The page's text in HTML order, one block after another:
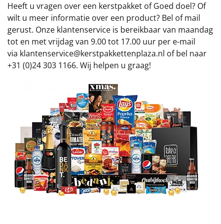
Heeft u vragen over een kerstpakket of Goed doel? Of
wilt u meer informatie over een product? Bel of mail
gerust. Onze klantenservice is bereikbaar van maandag
tot en met vrijdag van 9.00 tot 17.00 uur per e-mail
via klantenservice@kerstpakkettenplaza.nl of bel naar
+31 (0)24 303 1166. Wij helpen u graag!